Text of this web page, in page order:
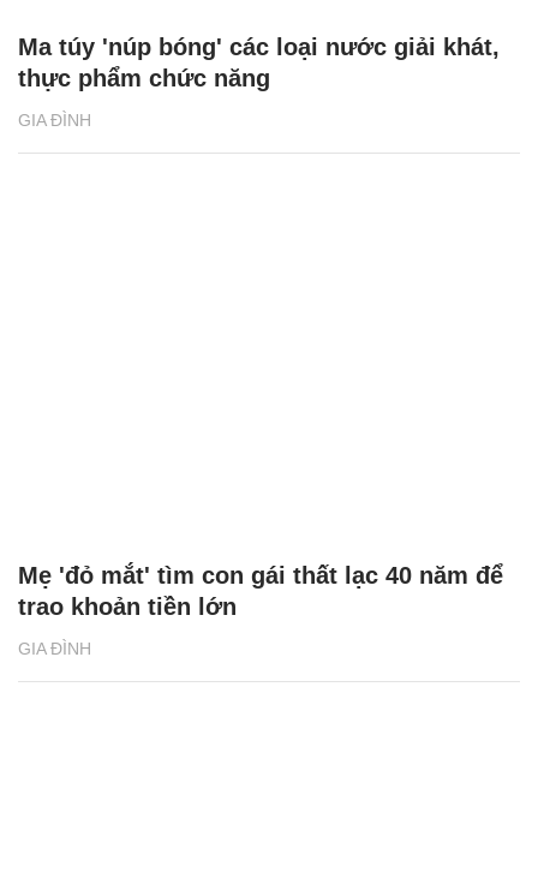
GIA ĐÌNH
Ma túy 'núp bóng' các loại nước giải khát,
thực phẩm chức năng
GIA ĐÌNH
Mẹ 'đỏ mắt' tìm con gái thất lạc 40 năm để
trao khoản tiền lớn